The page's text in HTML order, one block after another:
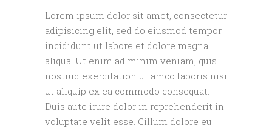
Lorem ipsum dolor sit amet, consectetur
adipisicing elit, sed do eiusmod tempor
incididunt ut labore et dolore magna
aliqua. Ut enim ad minim veniam, quis
nostrud exercitation ullamco laboris nisi
ut aliquip ex ea commodo consequat.
Duis aute irure dolor in reprehenderit in
voluptate velit esse. Cillum dolore eu